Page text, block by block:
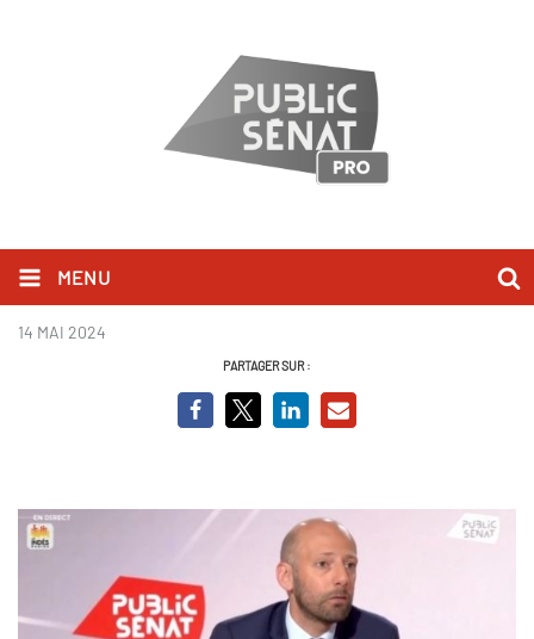
MENU
guerini.JPG
14 MAI 2024
PARTAGER SUR :